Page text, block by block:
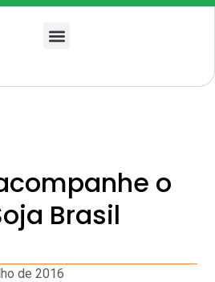
o
Brasil
de 2016